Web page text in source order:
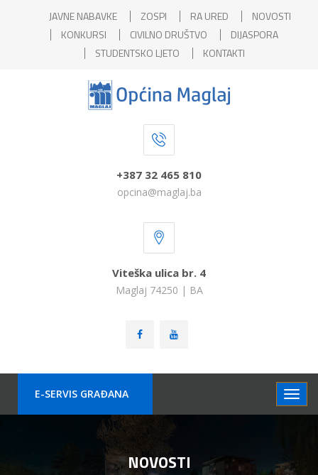
JAVNE NABAVKE ZOSPI RA URED
NOVOSTI
KONKURSI
CIVILNO DRUŠTVO
DIJASPORA
STUDENTSKO LJETO
KONTAKTI
+387 32 465 810
opcina@maglaj.ba
Viteška ulica br. 4
Maglaj 74250 | BA
E-SERVIS GRAÐANA
NOVOSTI